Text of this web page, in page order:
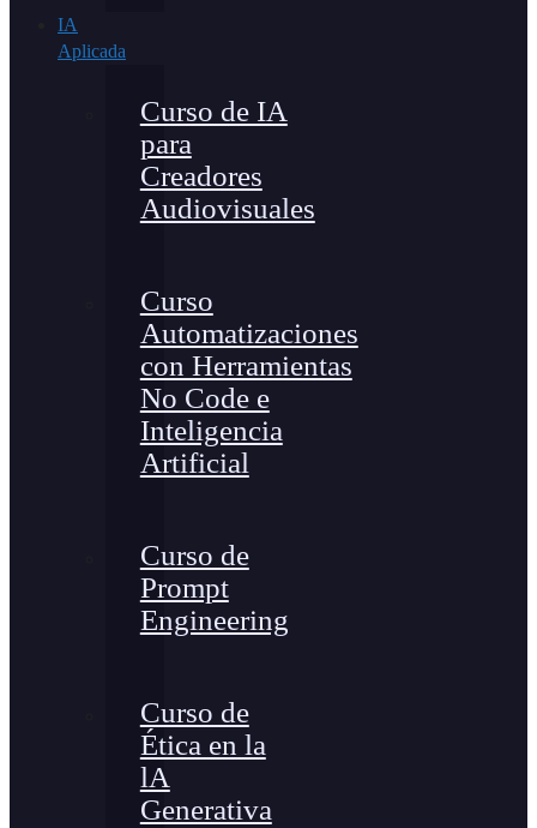
IA
Aplicada
Curso de IA
para
Creadores
Audiovisuales
Curso
Automatizaciones
con Herramientas
No Code e
Inteligencia
Artificial
Curso de
Prompt
Engineering
Curso de
Ética en la
lA
Generativa